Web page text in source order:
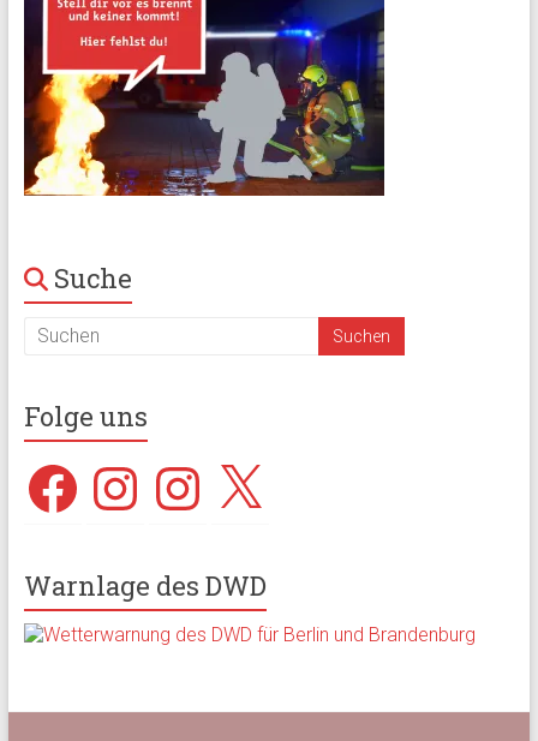
Suche
Folge uns
FacebookInstagramInstagram
X
Warnlage des DWD